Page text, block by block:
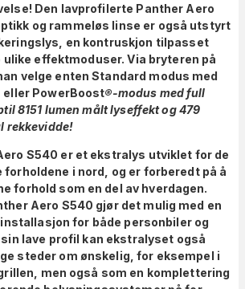
Den lavprofilerte Panther Aero
og rammeløs linse er også utstyrt
en kontruskjon tilpasset
effektmoduser. Via bryteren på
velge enten Standard modus med
PowerBoost®-modus med full
8151 lumen målt lyseffekt og 479
rekkevidde!
S540 er et ekstralys utviklet for de
i nord, og er forberedt på å
forhold som en del av hverdagen.
Aero S540 gjør det mulig med en
for både personbiler og
lave profil kan ekstralyset også
steder om ønskelig, for eksempel i
men også som en komplettering